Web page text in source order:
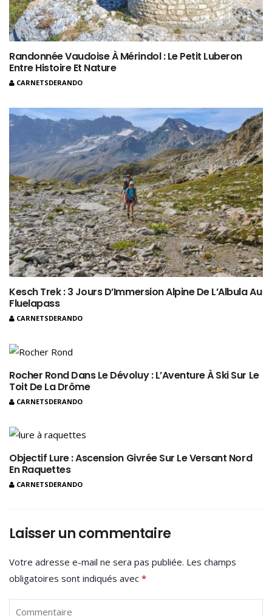
Randonnée Vaudoise À Mérindol : Le Petit Luberon
Entre Histoire Et Nature
CARNETSDERANDO
Kesch Trek : 3 Jours D’Immersion Alpine De L’Albula Au
Fluelapass
CARNETSDERANDO
Rocher Rond Dans Le Dévoluy : L’Aventure À Ski Sur Le
Toit De La Drôme
CARNETSDERANDO
Objectif Lure : Ascension Givrée Sur Le Versant Nord
En Raquettes
CARNETSDERANDO
Laisser un commentaire
Votre adresse e-mail ne sera pas publiée. Les champs
obligatoires sont indiqués avec *